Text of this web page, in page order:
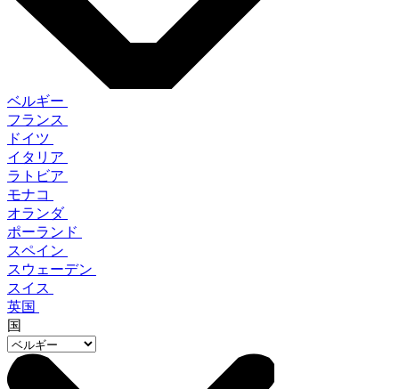
ベルギー
フランス
ドイツ
イタリア
ラトビア
モナコ
オランダ
ポーランド
スペイン
スウェーデン
スイス
英国
国